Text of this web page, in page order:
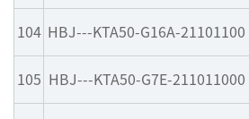
104 HBJ---KTA50-G16A-21101100
105 HBJ---KTA50-G7E-211011000